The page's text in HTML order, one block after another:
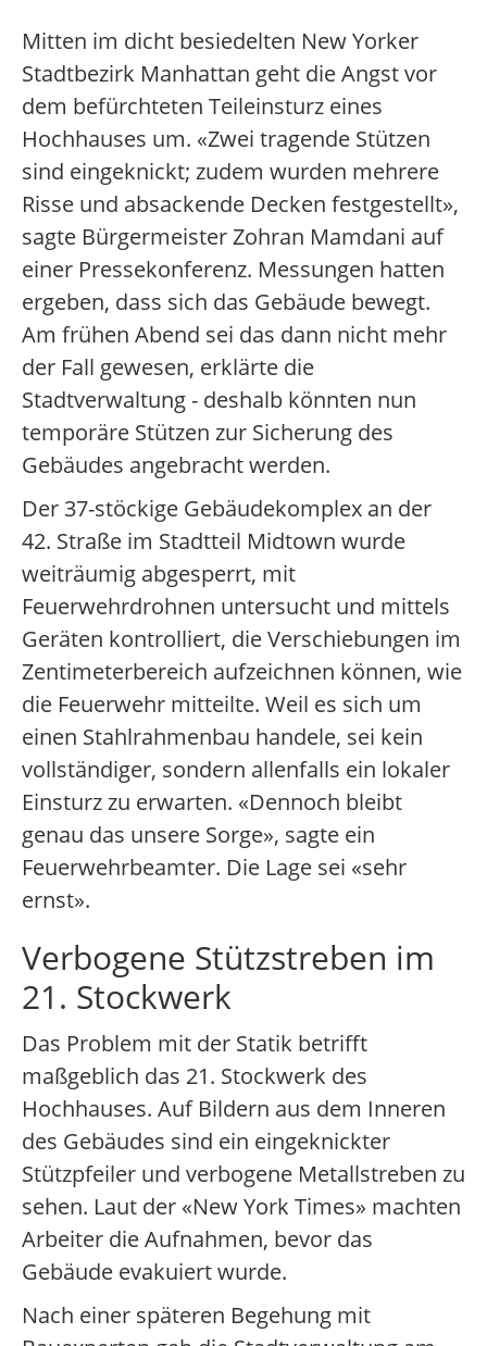
Mitten im dicht besiedelten New Yorker
Stadtbezirk Manhattan geht die Angst vor
dem befürchteten Teileinsturz eines
Hochhauses um. «Zwei tragende Stützen
sind eingeknickt; zudem wurden mehrere
Risse und absackende Decken festgestellt»,
sagte Bürgermeister Zohran Mamdani auf
einer Pressekonferenz. Messungen hatten
ergeben, dass sich das Gebäude bewegt.
Am frühen Abend sei das dann nicht mehr
der Fall gewesen, erklärte die
Stadtverwaltung - deshalb könnten nun
temporäre Stützen zur Sicherung des
Gebäudes angebracht werden.
Der 37-stöckige Gebäudekomplex an der
42. Straße im Stadtteil Midtown wurde
weiträumig abgesperrt, mit
Feuerwehrdrohnen untersucht und mittels
Geräten kontrolliert, die Verschiebungen im
Zentimeterbereich aufzeichnen können, wie
die Feuerwehr mitteilte. Weil es sich um
einen Stahlrahmenbau handele, sei kein
vollständiger, sondern allenfalls ein lokaler
Einsturz zu erwarten. «Dennoch bleibt
genau das unsere Sorge», sagte ein
Feuerwehrbeamter. Die Lage sei «sehr
ernst».
Verbogene Stützstreben im
21. Stockwerk
Das Problem mit der Statik betrifft
maßgeblich das 21. Stockwerk des
Hochhauses. Auf Bildern aus dem Inneren
des Gebäudes sind ein eingeknickter
Stützpfeiler und verbogene Metallstreben zu
sehen. Laut der «New York Times» machten
Arbeiter die Aufnahmen, bevor das
Gebäude evakuiert wurde.
Nach einer späteren Begehung mit